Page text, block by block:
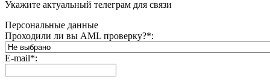
Укажите актуальный телеграм для связи
Персональные данные
Проходили ли вы AML проверку?*:
E-mail*: